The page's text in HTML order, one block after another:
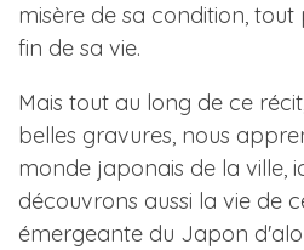
misère de sa condition,
fin de sa vie.
Mais tout au long de ce
belles gravures, nous
monde japonais de la ville,
découvrons aussi la vie de
émergeante du Japon